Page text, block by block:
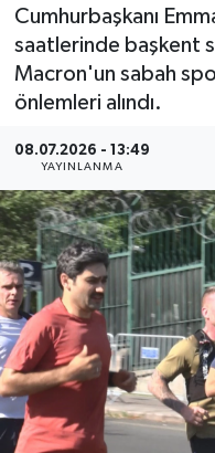
Cumhurbaşkanı
saatlerinde başkent
Macron'un sabah
önlemleri alındı.
08.07.2026 - 13:49
YAYINLANMA
Sağlık
Son Dakika
Haber Arşivi